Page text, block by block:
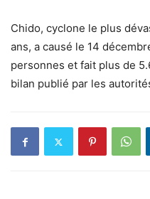
Chido, cyclone le plus
ans, a causé le 14
personnes et fait plus de
bilan publié par les